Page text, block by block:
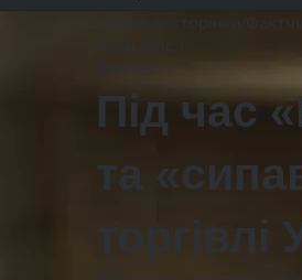
Головна сторінка
Росії (рос.)
Під час
та
торгівлі